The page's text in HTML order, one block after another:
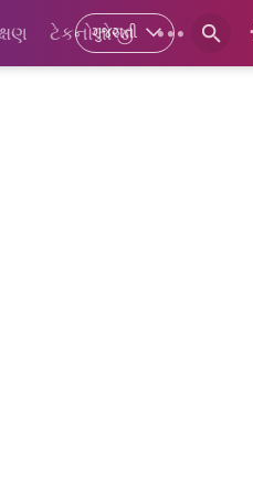
ટેકનોલોજી •••
ગુજરાતી